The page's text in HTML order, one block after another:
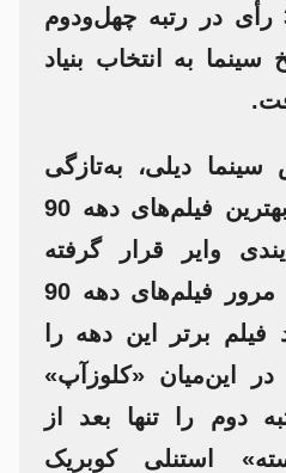
کلوزآپ با کسب 31 رأی در رتبه چهل‌ودوم
سینما به انتخاب بنیاد
دیلی، به‌تازگی
«کلوزآپ» در میان بهترین فیلم‌های دهه 90
وایر قرار گرفته
است. این سایت به مرور فیلم‌های دهه 90
برتر این دهه را
این‌میان «کلوزآپ»
دوم را تنها بعد از
استنلی کوبریک